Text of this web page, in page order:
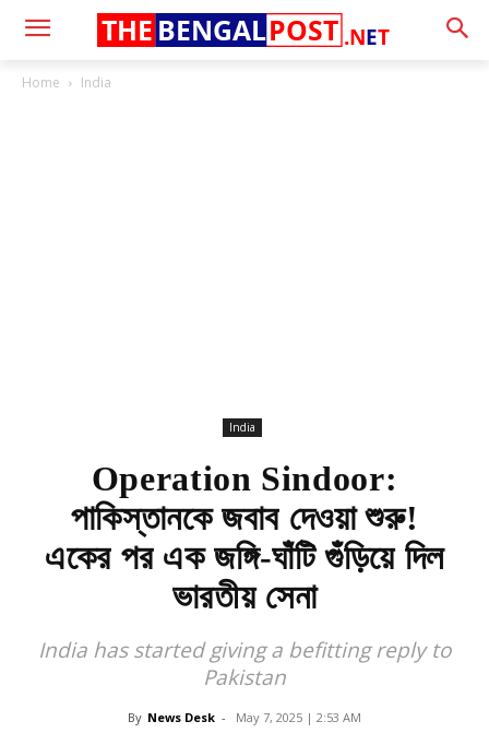
.NET
THE BENGALPOST
Home India
India
Operation Sindoor:
পাকিস্তানকে জবাব দেওয়া শুরু!
একের পর এক জঙ্গি-ঘাঁটি গুঁড়িয়ে দিল
ভারতীয় সেনা
India has started giving a befitting reply to
Pakistan
By News Desk - May 7, 2025 | 2:53 AM